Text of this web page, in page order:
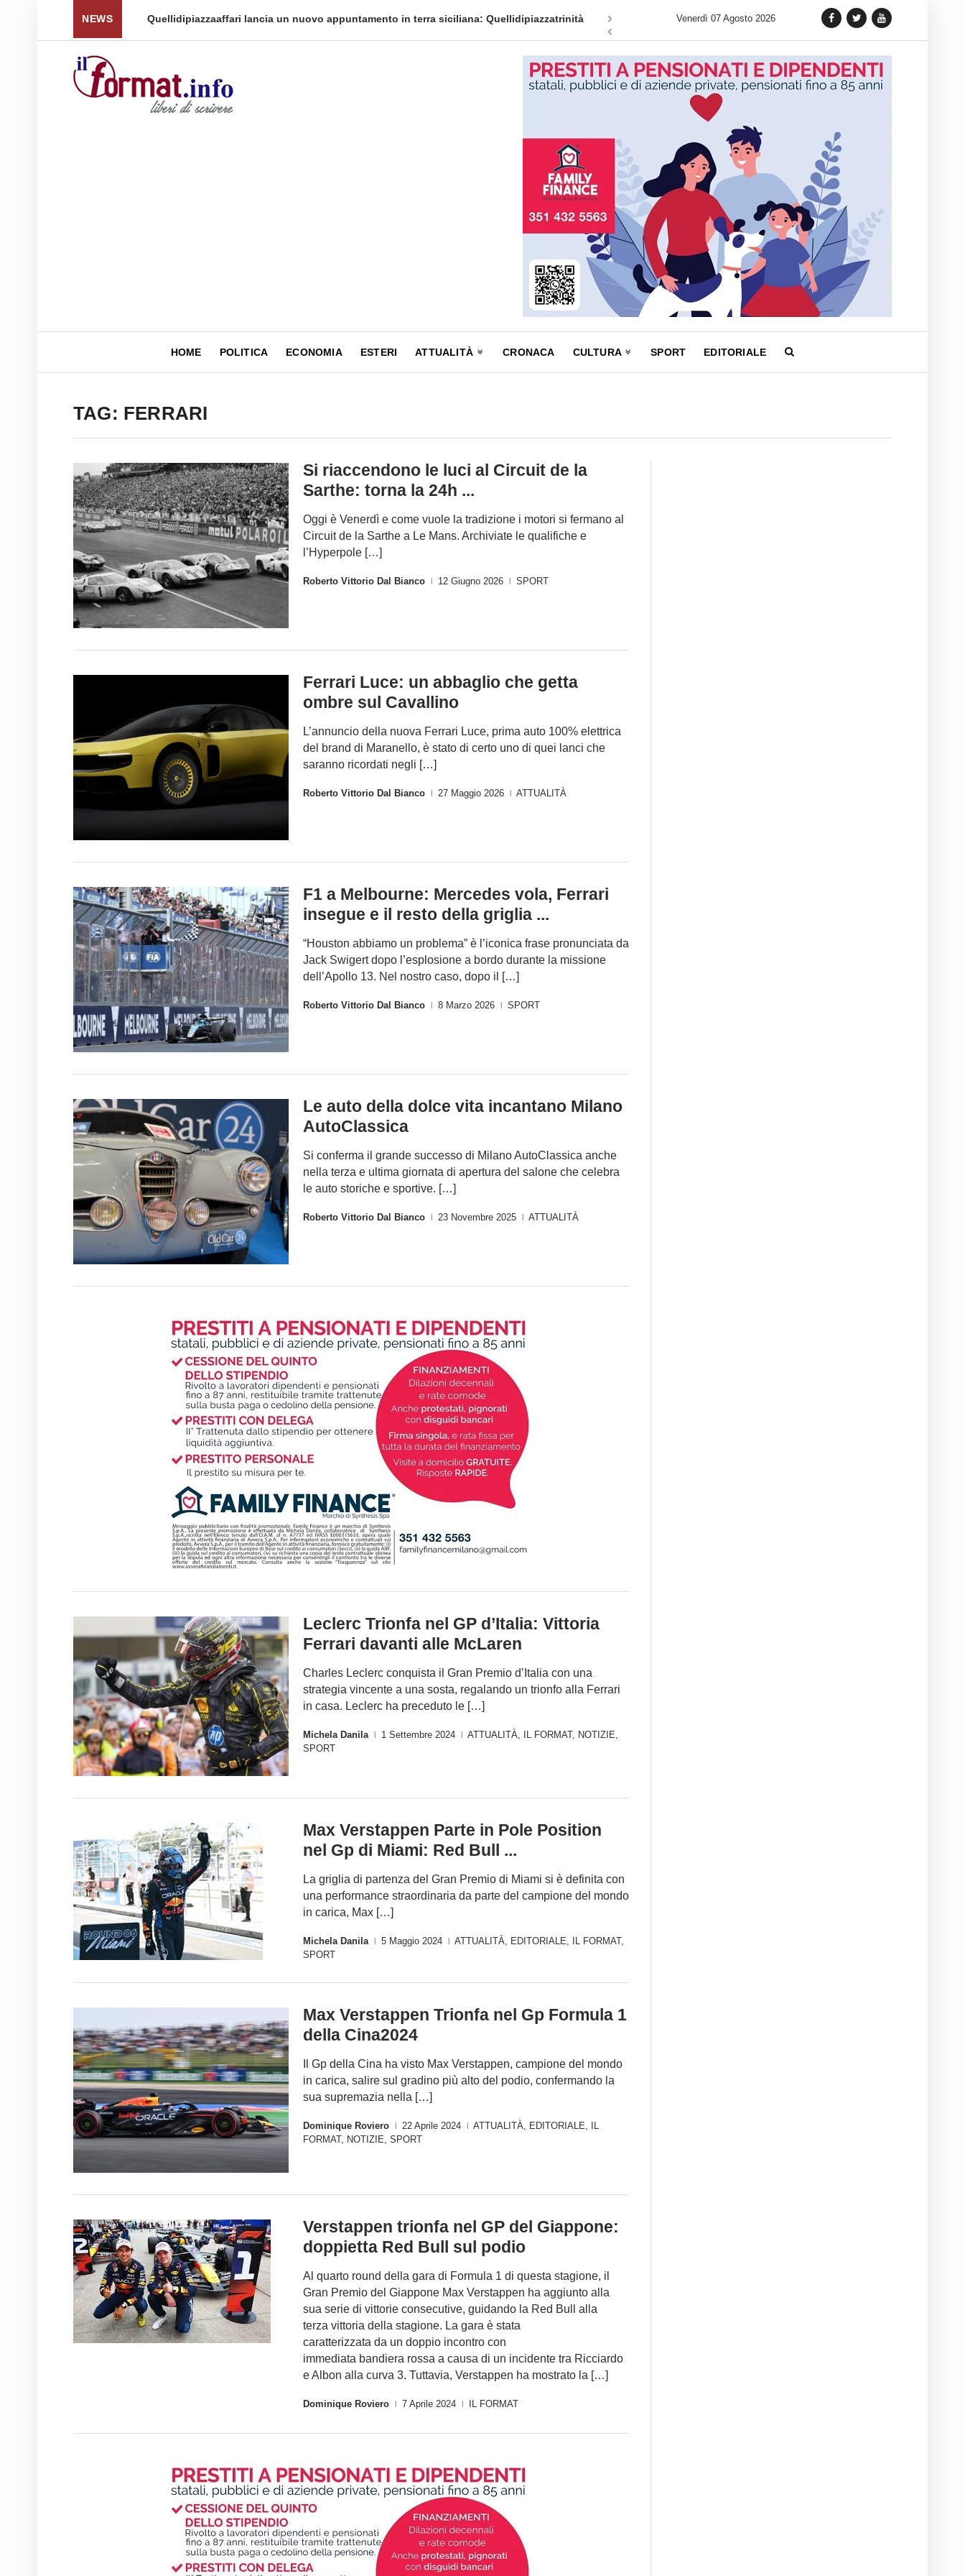
NEWS
per tornare a ... Quellidipiazzaaffari lancia un nuovo appuntamento in terra siciliana: Quellidipiazzatrinità Tag Heuer lancia una variante Limited Edition del Carrera Chronograph in
Venerdì 07 Agosto 2026
HOME POLITICA ECONOMIA ESTERI ATTUALITÀ CRONACA CULTURA SPORT EDITORIALE
TAG: FERRARI
Si riaccendono le luci al Circuit de la
Sarthe: torna la 24h ...
Oggi è Venerdì e come vuole la tradizione i motori si fermano al
Circuit de la Sarthe a Le Mans. Archiviate le qualifiche e
l’Hyperpole […]
Roberto Vittorio Dal Bianco 12 Giugno 2026 SPORT
Ferrari Luce: un abbaglio che getta
ombre sul Cavallino
L’annuncio della nuova Ferrari Luce, prima auto 100% elettrica
del brand di Maranello, è stato di certo uno di quei lanci che
saranno ricordati negli […]
Roberto Vittorio Dal Bianco 27 Maggio 2026 ATTUALITÀ
F1 a Melbourne: Mercedes vola, Ferrari
insegue e il resto della griglia ...
“Houston abbiamo un problema” è l’iconica frase pronunciata da
Jack Swigert dopo l’esplosione a bordo durante la missione
dell’Apollo 13. Nel nostro caso, dopo il […]
Roberto Vittorio Dal Bianco 8 Marzo 2026 SPORT
Le auto della dolce vita incantano Milano
AutoClassica
Si conferma il grande successo di Milano AutoClassica anche
nella terza e ultima giornata di apertura del salone che celebra
le auto storiche e sportive. […]
Roberto Vittorio Dal Bianco 23 Novembre 2025 ATTUALITÀ
Leclerc Trionfa nel GP d’Italia: Vittoria
Ferrari davanti alle McLaren
Charles Leclerc conquista il Gran Premio d’Italia con una
strategia vincente a una sosta, regalando un trionfo alla Ferrari
in casa. Leclerc ha preceduto le […]
Michela Danila 1 Settembre 2024 ATTUALITÀ, IL FORMAT, NOTIZIE,
SPORT
Max Verstappen Parte in Pole Position
nel Gp di Miami: Red Bull ...
La griglia di partenza del Gran Premio di Miami si è definita con
una performance straordinaria da parte del campione del mondo
in carica, Max […]
Michela Danila 5 Maggio 2024 ATTUALITÀ, EDITORIALE, IL FORMAT,
SPORT
Max Verstappen Trionfa nel Gp Formula 1
della Cina2024
Il Gp della Cina ha visto Max Verstappen, campione del mondo
in carica, salire sul gradino più alto del podio, confermando la
sua supremazia nella […]
Dominique Roviero 22 Aprile 2024 ATTUALITÀ, EDITORIALE,
IL
FORMAT, NOTIZIE, SPORT
Verstappen trionfa nel GP del Giappone:
doppietta Red Bull sul podio
Al quarto round della gara di Formula 1 di questa stagione, il
Gran Premio del Giappone Max Verstappen ha aggiunto alla
sua serie di vittorie consecutive, guidando la Red Bull alla
terza vittoria della stagione. La gara è stata
caratterizzata da un doppio incontro con
immediata bandiera rossa a causa di un incidente tra Ricciardo
e Albon alla curva 3. Tuttavia, Verstappen ha mostrato la […]
Dominique Roviero 7 Aprile 2024 IL FORMAT